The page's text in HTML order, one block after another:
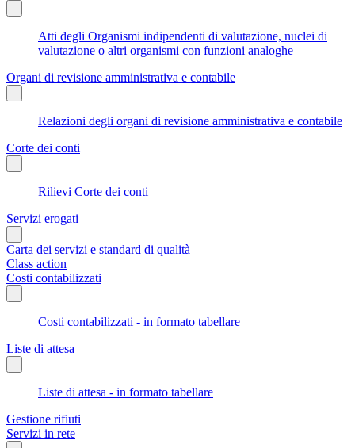
Atti degli Organismi indipendenti di valutazione, nuclei di
valutazione o altri organismi con funzioni analoghe
Organi di revisione amministrativa e contabile
Relazioni degli organi di revisione amministrativa e contabile
Corte dei conti
Rilievi Corte dei conti
Servizi erogati
Carta dei servizi e standard di qualità
Class action
Costi contabilizzati
Costi contabilizzati - in formato tabellare
Liste di attesa
Liste di attesa - in formato tabellare
Gestione rifiuti
Servizi in rete